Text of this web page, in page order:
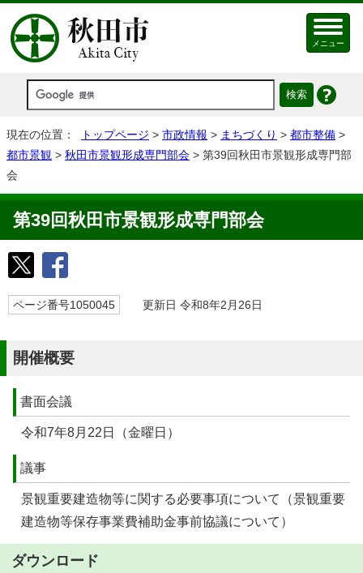
メニュー
現在の位置： トップページ > 市政情報 > まちづくり > 都市整備 >
都市景観 > 秋田市景観形成専門部会 > 第39回秋田市景観形成専門部
会
第39回秋田市景観形成専門部会
ページ番号1050045 更新日 令和8年2月26日
開催概要
書面会議
令和7年8月22日（金曜日）
議事
景観重要建造物等に関する必要事項について（景観重要
建造物等保存事業費補助金事前協議について）
ダウンロード